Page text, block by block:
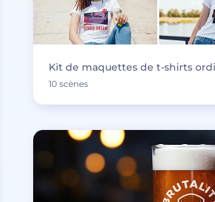
Kit de maquettes de t-shirts
10 scènes